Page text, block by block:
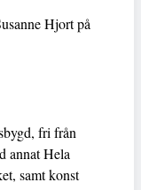
Hjort på
fri från
annat Hela
samt konst